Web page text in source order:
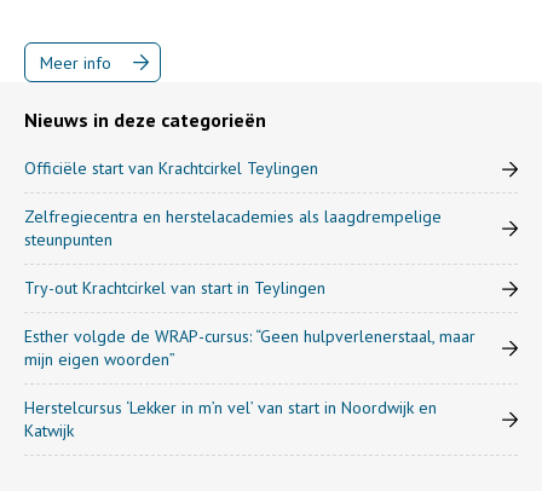
Meer info
Nieuws in deze categorieën
Officiële start van Krachtcirkel Teylingen
Zelfregiecentra en herstelacademies als laagdrempelige
steunpunten
Try-out Krachtcirkel van start in Teylingen
Esther volgde de WRAP-cursus: “Geen hulpverlenerstaal, maar
mijn eigen woorden”
Herstelcursus ‘Lekker in m’n vel’ van start in Noordwijk en
Katwijk